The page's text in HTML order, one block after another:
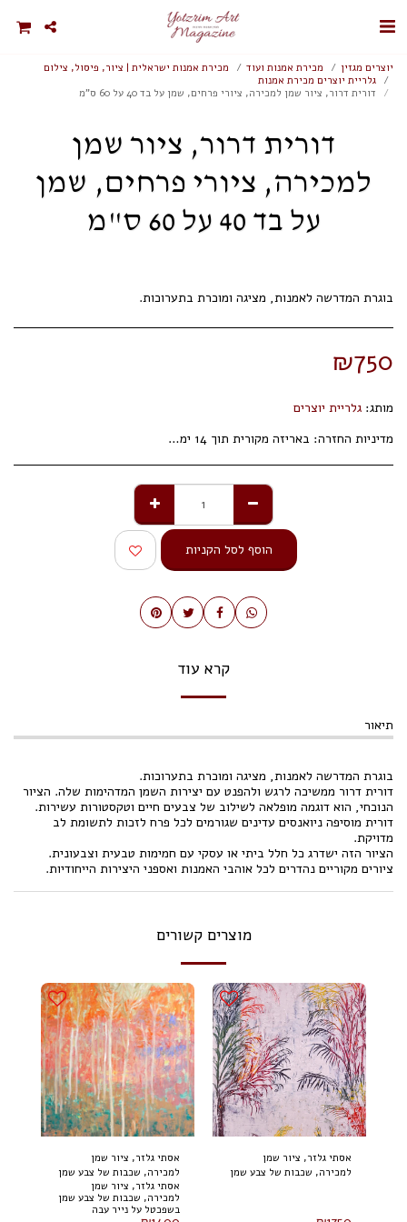
יוצרים מגזין מכירת אמנות ועוד
מכירת אמנות ישראלית | ציור, פיסול, צילום
גלריית יוצרים מכירת אמנות
דורית דרור, ציור שמן למכירה, ציורי פרחים, שמן על בד 40 על 60 ס"מ
דורית דרור, ציור שמן
למכירה, ציורי פרחים, שמן
על בד 40 על 60 ס"מ
בוגרת המדרשה לאמנות, מציגה ומוכרת בתערוכות.
₪750
מותג: גלריית יוצרים
מדיניות החזרה: באריזה מקורית תוך 14 ימי עסקים.
הוסף לסל הקניות
קרא עוד
תיאור
בוגרת המדרשה לאמנות, מציגה ומוכרת בתערוכות.
דורית דרור ממשיכה לרגש ולהפנט עם יצירות השמן המדהימות שלה. הציור
הנוכחי, הוא דוגמה מופלאה לשילוב של צבעים חיים וטקסטורות עשירות.
דורית מוסיפה ניואנסים עדינים שגורמים לכל פרח לזכות לתשומת לב
מדויקת.
הציור הזה ישדרג כל חלל ביתי או עסקי עם חמימות טבעית וצבעונית.
ציורים מקוריים נהדרים לכל אוהבי האמנות ואספני היצירות הייחודיות.
מוצרים קשורים
אסתי גלזר, ציור שמן
למכירה, שכבות של צבע שמן
אסתי גלזר, ציור שמן
למכירה, שכבות של צבע שמן
בשפכטל על נייר עבה
במיוחד, 60 על 40 ס"מ
אסתי גלזר, ציור שמן
למכירה, שכבות של צבע שמן
בשפכטל על נייר עבה